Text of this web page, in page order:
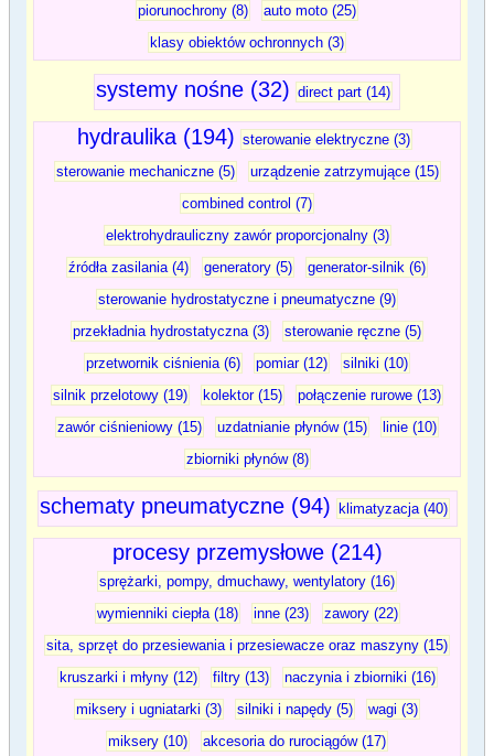
piorunochrony (8)
auto moto (25)
klasy obiektów ochronnych (3)
systemy nośne (32) direct part (14)
hydraulika (194) sterowanie elektryczne (3)
sterowanie mechaniczne (5)
urządzenie zatrzymujące (15)
combined control (7)
elektrohydrauliczny zawór proporcjonalny (3)
źródła zasilania (4)
generatory (5)
generator-silnik (6)
sterowanie hydrostatyczne i pneumatyczne (9)
przekładnia hydrostatyczna (3)
sterowanie ręczne (5)
przetwornik ciśnienia (6)
pomiar (12)
silniki (10)
silnik przelotowy (19)
kolektor (15)
połączenie rurowe (13)
zawór ciśnieniowy (15)
uzdatnianie płynów (15)
linie (10)
zbiorniki płynów (8)
schematy pneumatyczne (94) klimatyzacja (40)
procesy przemysłowe (214)
sprężarki, pompy, dmuchawy, wentylatory (16)
wymienniki ciepła (18)
inne (23)
zawory (22)
sita, sprzęt do przesiewania i przesiewacze oraz maszyny (15)
kruszarki i młyny (12)
filtry (13)
naczynia i zbiorniki (16)
miksery i ugniatarki (3)
silniki i napędy (5)
wagi (3)
miksery (10)
akcesoria do rurociągów (17)